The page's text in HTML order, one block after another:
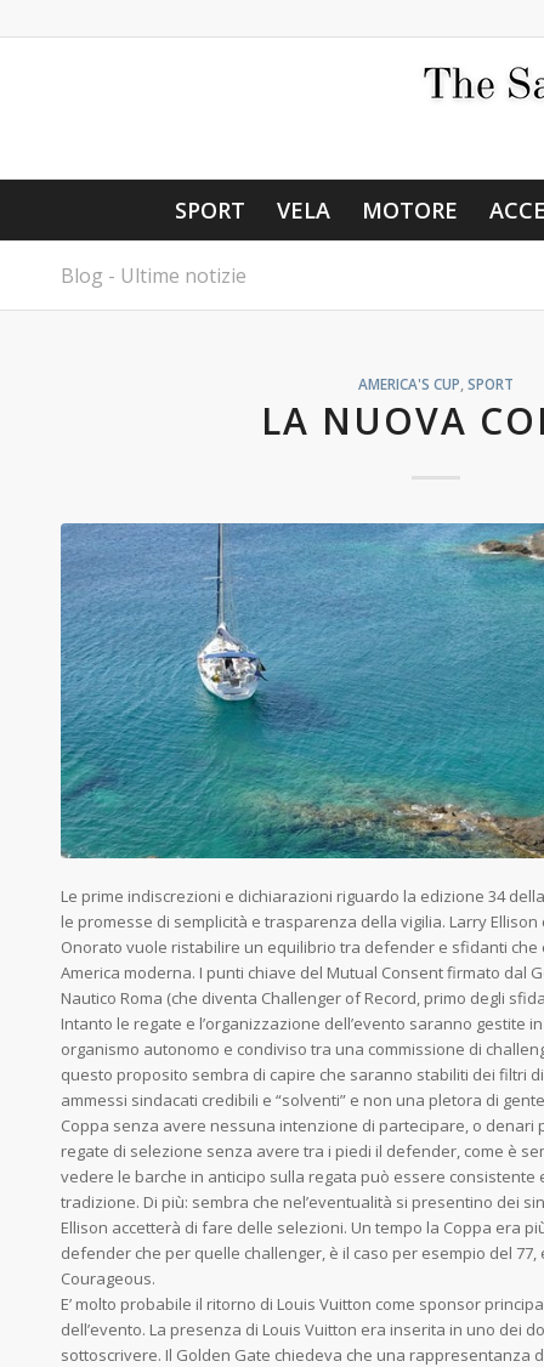
SPORT VELA MOTORE
Blog - Ultime notizie
AMERICA'S CUP ,SPORT
LA NUOVA
Le prime indiscrezioni e dichiarazioni riguardo la edizione 34
le promesse di semplicità e trasparenza della vigilia. Larry
Onorato vuole ristabilire un equilibrio tra defender e sfidanti
America moderna. I punti chiave del Mutual Consent firmato dal
Nautico Roma (che diventa Challenger of Record, primo degli
Intanto le regate e l’organizzazione dell’evento saranno gestite
organismo autonomo e condiviso tra una commissione di
questo proposito sembra di capire che saranno stabiliti dei filtri
ammessi sindacati credibili e “solventi” e non una pletora di
Coppa senza avere nessuna intenzione di partecipare, o denari
regate di selezione senza avere tra i piedi il defender, come è
vedere le barche in anticipo sulla regata può essere consistente
tradizione. Di più: sembra che nel’eventualità si presentino dei
Ellison accetterà di fare delle selezioni. Un tempo la Coppa era
defender che per quelle challenger, è il caso per esempio del
Courageous.
E’ molto probabile il ritorno di Louis Vuitton come sponsor
dell’evento. La presenza di Louis Vuitton era inserita in uno dei
sottoscrivere. Il Golden Gate chiedeva che una rappresentanza